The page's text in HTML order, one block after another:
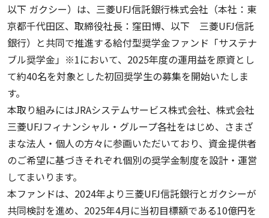
以下 ガクシー）は、三菱UFJ信託銀行株式会社（本社：東
京都千代田区、取締役社長：窪田博、以下 三菱UFJ信託
銀行）と共同で推進する給付型奨学金ファンド「サステナ
ブル奨学金」※1において、2025年度の運用益を原資とし
て約40名を対象とした初回奨学生の募集を開始いたしま
す。
本取り組みにはJRAシステムサービス株式会社、株式会社
三菱UFJフィナンシャル・グループ各社をはじめ、さまざ
まな法人・個人の方々に参画いただいており、資金提供者
のご希望に基づきそれぞれ個別の奨学金制度を設計・運営
してまいります。
本ファンドは、2024年より三菱UFJ信託銀行とガクシーが
共同検討を進め、2025年4月に当初目標額である10億円を